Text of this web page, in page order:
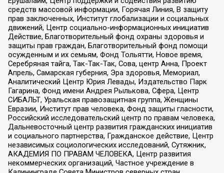
средств массовой информации, Горячая Линия, В защиту
прав заключенных, Институт глобализации и социальных
движений, Центр социально-информационных инициатив
Действие, Благотворительный фонд охраны здоровья и
защиты прав граждан, Благотворительный фонд помощи
осужденным и их семьям, Фонд Тольятти, Новое время,
Серебряная тайга, Так-Так-Так, Сова, центр Анна, Проект
Апрель, Самарская губерния, Эра здоровья, Мемориал,
Аналитический Центр Юрия Левады, Издательство Парк
Гагарина, Фонд имени Андрея Рылькова, Сфера, Центр
СИБАЛЬТ, Уральская правозащитная группа, Женщины
Евразии, Институт прав человека, Фонд защиты гласности,
Российский исследовательский центр по правам человека,
Дальневосточный центр развития гражданских инициатив
и социального партнерства, Гражданское действие, Центр
независимых социологических исследований, Сутяжник,
АКАДЕМИЯ ПО ПРАВАМ ЧЕЛОВЕКА, Центр развития
некоммерческих организаций, Частное учреждение в